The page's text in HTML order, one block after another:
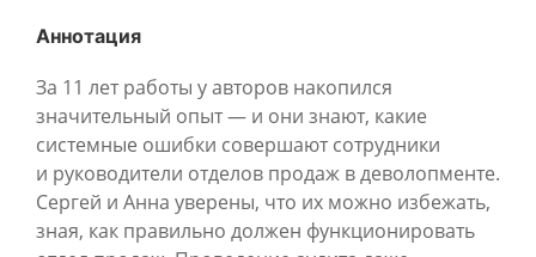
Аннотация
За 11 лет работы у авторов накопился
значительный опыт — и они знают, какие
системные ошибки совершают сотрудники
и руководители отделов продаж в деволопменте.
Сергей и Анна уверены, что их можно избежать,
зная, как правильно должен функционировать